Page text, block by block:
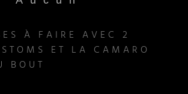
À FAIRE AVEC 2
ET LA CAMARO
BOUT